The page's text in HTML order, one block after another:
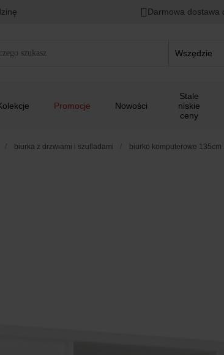
Darmowa dostawa
Wszędzie
Promocje Nowości
Stale
niskie
ceny
biurka z drzwiami i szufladami biurko komputerowe 135cm